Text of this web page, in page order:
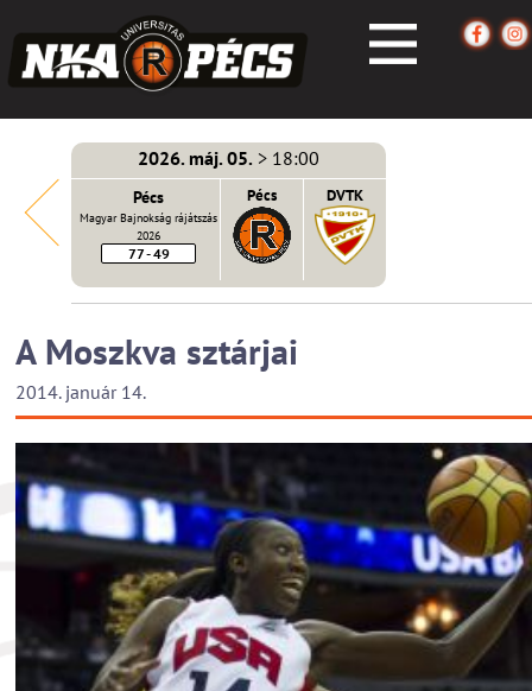
2026. máj. 05. > 18:00
Pécs
Magyar Bajnokság rájátszás
2026
77 - 49
Pécs DVTK
A Moszkva sztárjai
2014. január 14.